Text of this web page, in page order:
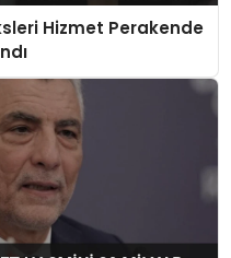
Hizmet Perakende